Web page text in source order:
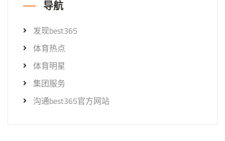
导航
发现best365
体育热点
体育明星
集团服务
沟通best365官方网站